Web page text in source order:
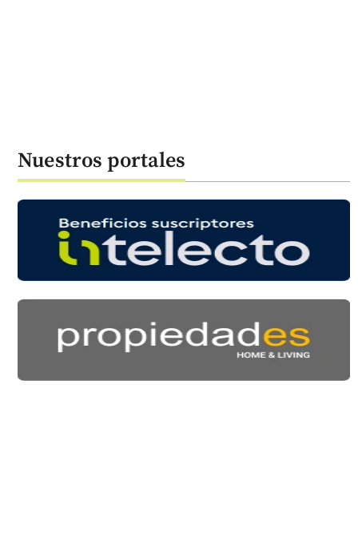
Nuestros portales